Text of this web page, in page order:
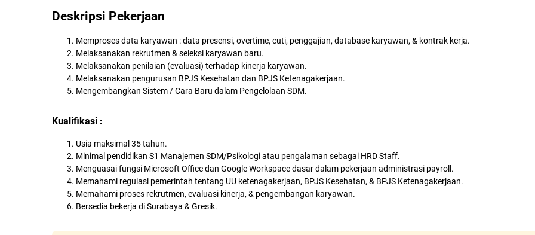
Deskripsi Pekerjaan
Memproses data karyawan : data presensi, overtime, cuti, penggajian, database karyawan, & kontrak kerja.
Melaksanakan rekrutmen & seleksi karyawan baru.
Melaksanakan penilaian (evaluasi) terhadap kinerja karyawan.
Melaksanakan pengurusan BPJS Kesehatan dan BPJS Ketenagakerjaan.
Mengembangkan Sistem / Cara Baru dalam Pengelolaan SDM.
Kualifikasi :
Usia maksimal 35 tahun.
Minimal pendidikan S1 Manajemen SDM/Psikologi atau pengalaman sebagai HRD Staff.
Menguasai fungsi Microsoft Office dan Google Workspace dasar dalam pekerjaan administrasi payroll.
Memahami regulasi pemerintah tentang UU ketenagakerjaan, BPJS Kesehatan, & BPJS Ketenagakerjaan.
Memahami proses rekrutmen, evaluasi kinerja, & pengembangan karyawan.
Bersedia bekerja di Surabaya & Gresik.